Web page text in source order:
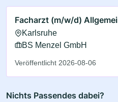
Facharzt (m/w/d)
Karlsruhe
BS Menzel GmbH
Veröffentlicht 2026-08-06
Nichts Passendes dabei?